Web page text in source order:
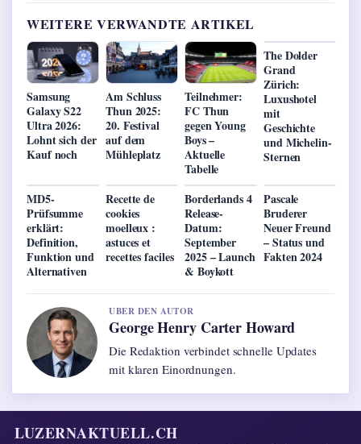
WEITERE VERWANDTE ARTIKEL
Samsung
Galaxy S22
Ultra 2026:
Lohnt sich der
Kauf noch
Am Schluss
Thun 2025:
20. Festival
auf dem
Mühleplatz
Teilnehmer:
FC Thun
gegen Young
Boys –
Aktuelle
Tabelle
The Dolder
Grand
Zürich:
Luxushotel
mit
Geschichte
und Michelin-
Sternen
MD5-
Prüfsumme
erklärt:
Definition,
Funktion und
Alternativen
Recette de
cookies
moelleux :
astuces et
recettes faciles
Borderlands 4
Release-
Datum:
September
2025 – Launch
& Boykott
Pascale
Bruderer
Neuer Freund
– Status und
Fakten 2024
UBER DEN AUTOR
George Henry Carter Howard
Die Redaktion verbindet schnelle Updates
mit klaren Einordnungen.
LUZERNAKTUELL.CH